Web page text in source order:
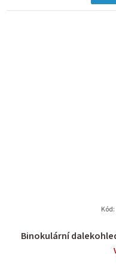
Binokulární
Kód: